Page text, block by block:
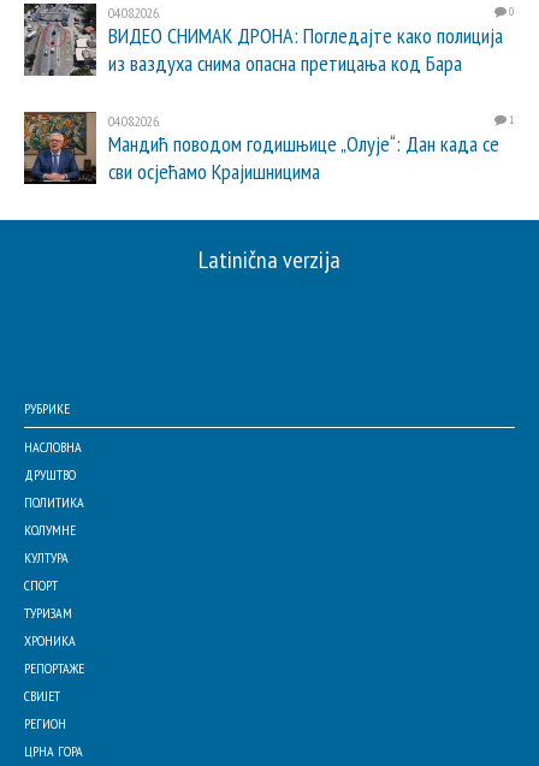
04.08.2026. 0
ВИДЕО СНИМАК ДРОНА: Погледајте како полиција
из ваздуха снима опасна претицања код Бара
04.08.2026. 1
Мандић поводом годишњице „Олује“: Дан када се
сви осјећамо Крајишницима
Latinična verzija
РУБРИКЕ
НАСЛОВНА
ДРУШТВО
ПОЛИТИКА
КОЛУМНЕ
КУЛТУРА
СПОРТ
ТУРИЗАМ
ХРОНИКА
РЕПОРТАЖЕ
СВИЈЕТ
РЕГИОН
ЦРНА ГОРА